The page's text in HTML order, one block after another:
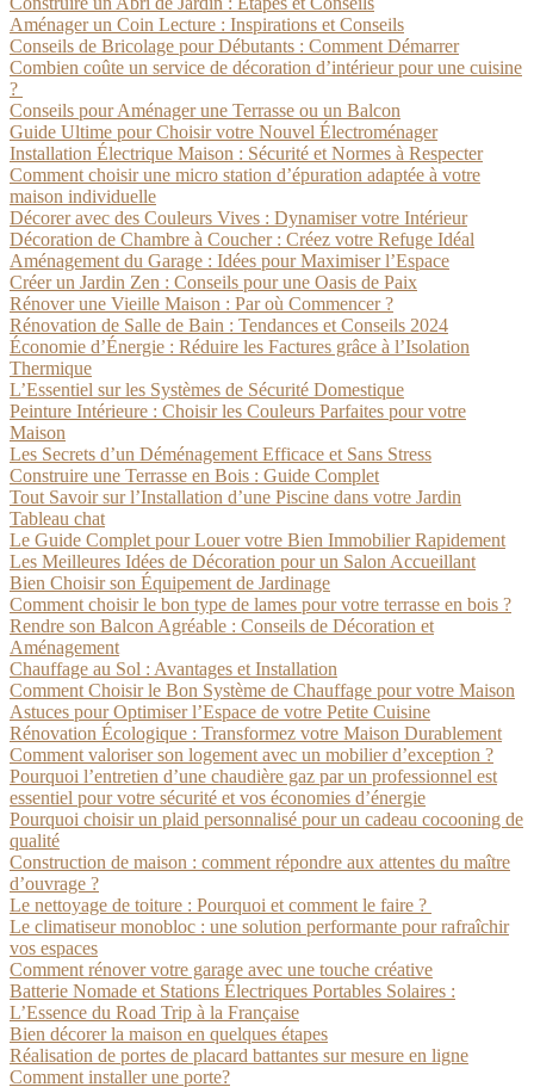
Aménager un Coin Lecture : Inspirations et Conseils
Conseils de Bricolage pour Débutants : Comment Démarrer
Combien coûte un service de décoration d’intérieur pour une cuisine
?
Conseils pour Aménager une Terrasse ou un Balcon
Guide Ultime pour Choisir votre Nouvel Électroménager
Installation Électrique Maison : Sécurité et Normes à Respecter
Comment choisir une micro station d’épuration adaptée à votre
maison individuelle
Décorer avec des Couleurs Vives : Dynamiser votre Intérieur
Décoration de Chambre à Coucher : Créez votre Refuge Idéal
Aménagement du Garage : Idées pour Maximiser l’Espace
Créer un Jardin Zen : Conseils pour une Oasis de Paix
Rénover une Vieille Maison : Par où Commencer ?
Rénovation de Salle de Bain : Tendances et Conseils 2024
Économie d’Énergie : Réduire les Factures grâce à l’Isolation
Thermique
L’Essentiel sur les Systèmes de Sécurité Domestique
Peinture Intérieure : Choisir les Couleurs Parfaites pour votre
Maison
Les Secrets d’un Déménagement Efficace et Sans Stress
Construire une Terrasse en Bois : Guide Complet
Tout Savoir sur l’Installation d’une Piscine dans votre Jardin
Tableau chat
Le Guide Complet pour Louer votre Bien Immobilier Rapidement
Les Meilleures Idées de Décoration pour un Salon Accueillant
Bien Choisir son Équipement de Jardinage
Comment choisir le bon type de lames pour votre terrasse en bois ?
Rendre son Balcon Agréable : Conseils de Décoration et
Aménagement
Chauffage au Sol : Avantages et Installation
Comment Choisir le Bon Système de Chauffage pour votre Maison
Astuces pour Optimiser l’Espace de votre Petite Cuisine
Rénovation Écologique : Transformez votre Maison Durablement
Comment valoriser son logement avec un mobilier d’exception ?
Pourquoi l’entretien d’une chaudière gaz par un professionnel est
essentiel pour votre sécurité et vos économies d’énergie
Pourquoi choisir un plaid personnalisé pour un cadeau cocooning de
qualité
Construction de maison : comment répondre aux attentes du maître
d’ouvrage ?
Le nettoyage de toiture : Pourquoi et comment le faire ?
Le climatiseur monobloc : une solution performante pour rafraîchir
vos espaces
Comment rénover votre garage avec une touche créative
Batterie Nomade et Stations Électriques Portables Solaires :
L’Essence du Road Trip à la Française
Bien décorer la maison en quelques étapes
Réalisation de portes de placard battantes sur mesure en ligne
Comment installer une porte?